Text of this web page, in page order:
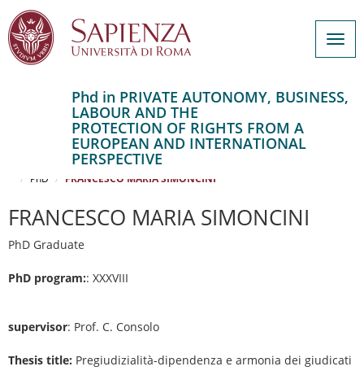
Phd in PRIVATE AUTONOMY, BUSINESS,
LABOUR AND THE
PROTECTION OF RIGHTS FROM A
EUROPEAN AND INTERNATIONAL
PERSPECTIVE
PRIVATE AUTONOMY, BUSINESS, LABOUR AND THE PROTECTION OF
RIGHTS FROM A EUROPEAN AND INTERNATIONAL PERSPECTIVE
PhD
FRANCESCO MARIA SIMONCINI
FRANCESCO MARIA SIMONCINI
PhD Graduate
PhD program:: XXXVIII
supervisor: Prof. C. Consolo
Thesis title: Pregiudizialità-dipendenza e armonia dei giudicati